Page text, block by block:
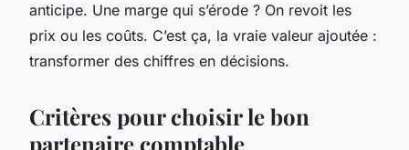
anticipe. Une marge qui s’érode ? On revoit les
prix ou les coûts. C’est ça, la vraie valeur ajoutée :
transformer des chiffres en décisions.
Critères pour choisir le bon
partenaire comptable